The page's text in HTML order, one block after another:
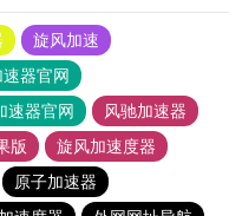
旋风加速
器官网
速器官网
风驰加速器
版
旋风加速度器
原子加速器